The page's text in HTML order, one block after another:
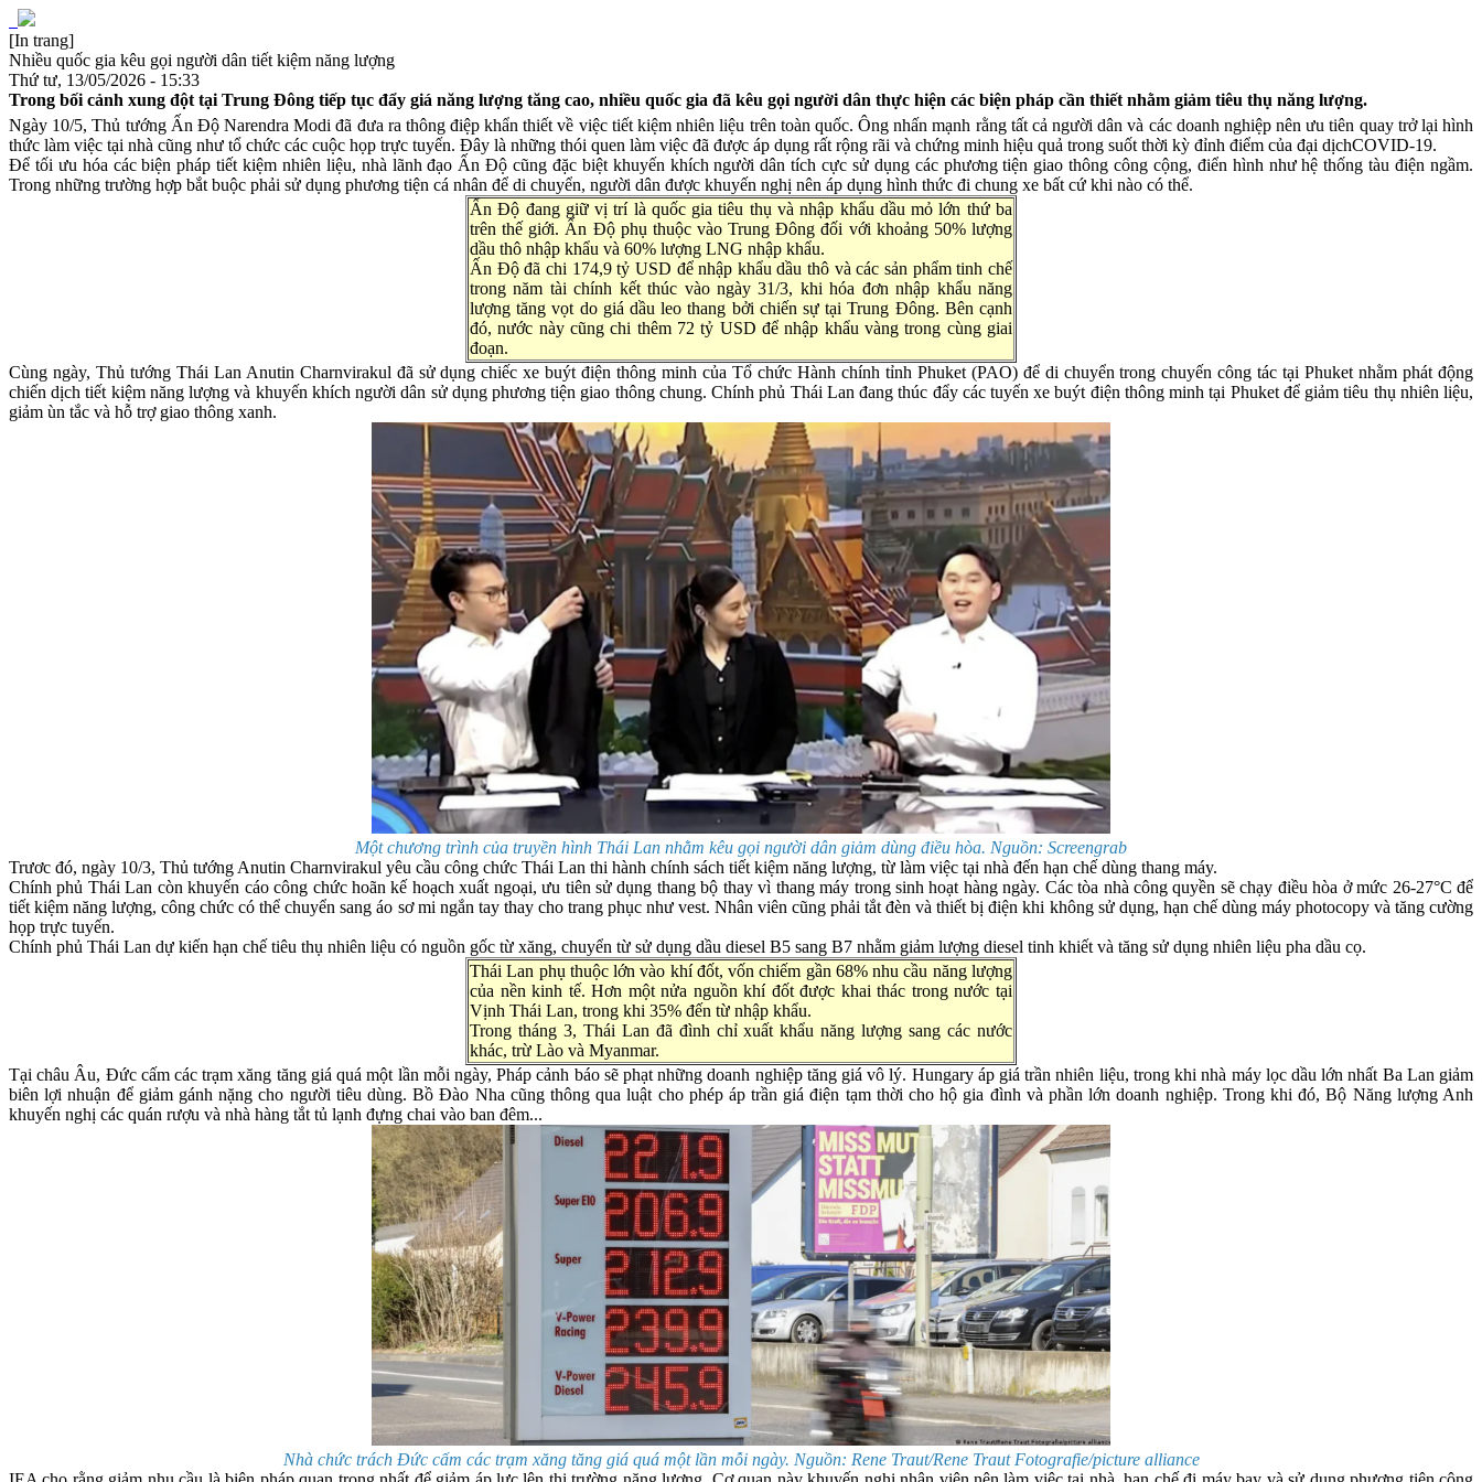
[In trang]
Nhiều quốc gia kêu gọi người dân tiết kiệm năng lượng
Thứ tư, 13/05/2026 - 15:33
Trong bối cảnh xung đột tại Trung Đông tiếp tục đẩy giá năng lượng tăng cao, nhiều quốc gia đã kêu gọi người dân thực hiện các biện pháp cần thiết nhằm giảm tiêu thụ năng lượng.
Ngày 10/5, Thủ tướng Ấn Độ Narendra Modi đã đưa ra thông điệp khẩn thiết về việc tiết kiệm nhiên liệu trên toàn quốc. Ông nhấn mạnh rằng tất cả người dân và các doanh nghiệp nên ưu tiên quay trở lại hình
thức làm việc tại nhà cũng như tổ chức các cuộc họp trực tuyến. Đây là những thói quen làm việc đã được áp dụng rất rộng rãi và chứng minh hiệu quả trong suốt thời kỳ đỉnh điểm của đại dịchCOVID-19.
Để tối ưu hóa các biện pháp tiết kiệm nhiên liệu, nhà lãnh đạo Ấn Độ cũng đặc biệt khuyến khích người dân tích cực sử dụng các phương tiện giao thông công cộng, điển hình như hệ thống tàu điện ngầm.
Trong những trường hợp bắt buộc phải sử dụng phương tiện cá nhân để di chuyển, người dân được khuyến nghị nên áp dụng hình thức đi chung xe bất cứ khi nào có thể.
Ấn Độ đang giữ vị trí là quốc gia tiêu thụ và nhập khẩu dầu mỏ lớn thứ ba
trên thế giới. Ấn Độ phụ thuộc vào Trung Đông đối với khoảng 50% lượng
dầu thô nhập khẩu và 60% lượng LNG nhập khẩu.
Ấn Độ đã chi 174,9 tỷ USD để nhập khẩu dầu thô và các sản phẩm tinh chế
trong năm tài chính kết thúc vào ngày 31/3, khi hóa đơn nhập khẩu năng
lượng tăng vọt do giá dầu leo thang bởi chiến sự tại Trung Đông. Bên cạnh
đó, nước này cũng chi thêm 72 tỷ USD để nhập khẩu vàng trong cùng giai
đoạn.
Cùng ngày, Thủ tướng Thái Lan Anutin Charnvirakul đã sử dụng chiếc xe buýt điện thông minh của Tổ chức Hành chính tỉnh Phuket (PAO) để di chuyển trong chuyến công tác tại Phuket nhằm phát động
chiến dịch tiết kiệm năng lượng và khuyến khích người dân sử dụng phương tiện giao thông chung. Chính phủ Thái Lan đang thúc đẩy các tuyến xe buýt điện thông minh tại Phuket để giảm tiêu thụ nhiên liệu,
giảm ùn tắc và hỗ trợ giao thông xanh.
Một chương trình của truyền hình Thái Lan nhằm kêu gọi người dân giảm dùng điều hòa. Nguồn: Screengrab
Trươc đó, ngày 10/3, Thủ tướng Anutin Charnvirakul yêu cầu công chức Thái Lan thi hành chính sách tiết kiệm năng lượng, từ làm việc tại nhà đến hạn chế dùng thang máy.
Chính phủ Thái Lan còn khuyến cáo công chức hoãn kế hoạch xuất ngoại, ưu tiên sử dụng thang bộ thay vì thang máy trong sinh hoạt hàng ngày. Các tòa nhà công quyền sẽ chạy điều hòa ở mức 26-27°C để
tiết kiệm năng lượng, công chức có thể chuyển sang áo sơ mi ngắn tay thay cho trang phục như vest. Nhân viên cũng phải tắt đèn và thiết bị điện khi không sử dụng, hạn chế dùng máy photocopy và tăng cường
họp trực tuyến.
Chính phủ Thái Lan dự kiến hạn chế tiêu thụ nhiên liệu có nguồn gốc từ xăng, chuyển từ sử dụng dầu diesel B5 sang B7 nhằm giảm lượng diesel tinh khiết và tăng sử dụng nhiên liệu pha dầu cọ.
Thái Lan phụ thuộc lớn vào khí đốt, vốn chiếm gần 68% nhu cầu năng lượng
của nền kinh tế. Hơn một nửa nguồn khí đốt được khai thác trong nước tại
Vịnh Thái Lan, trong khi 35% đến từ nhập khẩu.
Trong tháng 3, Thái Lan đã đình chỉ xuất khẩu năng lượng sang các nước
khác, trừ Lào và Myanmar.
Tại châu Âu, Đức cấm các trạm xăng tăng giá quá một lần mỗi ngày, Pháp cảnh báo sẽ phạt những doanh nghiệp tăng giá vô lý. Hungary áp giá trần nhiên liệu, trong khi nhà máy lọc dầu lớn nhất Ba Lan giảm
biên lợi nhuận để giảm gánh nặng cho người tiêu dùng. Bồ Đào Nha cũng thông qua luật cho phép áp trần giá điện tạm thời cho hộ gia đình và phần lớn doanh nghiệp. Trong khi đó, Bộ Năng lượng Anh
khuyến nghị các quán rượu và nhà hàng tắt tủ lạnh đựng chai vào ban đêm...
Nhà chức trách Đức cấm các trạm xăng tăng giá quá một lần mỗi ngày. Nguồn: Rene Traut/Rene Traut Fotografie/picture alliance